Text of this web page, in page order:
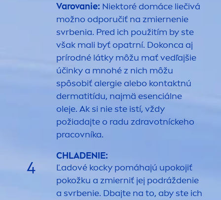
Varovanie: Niektoré domáce liečivá
možno odporučiť na zmiernenie
svrbenia. Pred ich použitím by ste
však mali byť opatrní. Dokonca aj
prírodné látky môžu mať vedľajšie
účinky a mnohé z nich môžu
spôsobiť alergie alebo kontaktnú
dermatitídu, najmä esenciálne
oleje. Ak si nie ste istí, vždy
požiadajte o radu zdravotníckeho
pracovníka.
4
CHLADENIE:
Ľadové kocky pomáhajú upokojiť
pokožku a zmierniť jej podráždenie
a svrbenie. Dbajte na to, aby ste ich